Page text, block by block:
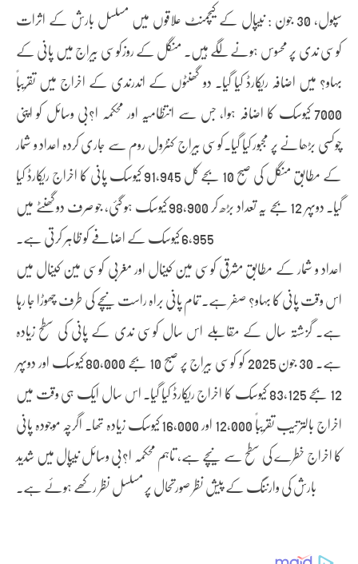
سپول، 30 جون : نیپال کے کیچمنٹ علاقوں میں مسلسل بارش کے اثرات
کوسی ندی پر محسوس ہونے لگے ہیں۔ منگل کے روزکوسی بیراج میں پانی کے
بہاو? میں اضافہ ریکارڈ کیا گیا۔ دو گھنٹوں کے اندرندی کے اخراج میں تقریباً
7000 کیوسک کا اضافہ ہوا، جس سے انتظامیہ اور محکمہ ا?بی وسائل کو اپنی
چوکسی بڑھانے پر مجبور کیا گیا۔کوسی بیراج کنٹرول روم سے جاری کردہ اعداد و شمار
کے مطابق منگل کی صبح 10 بجے کل 91,945 کیوسک پانی کا اخراج ریکارڈ کیا
گیا۔ دوپہر 12 بجے یہ تعداد بڑھ کر 98,900 کیوسک ہو گئی، جو صرف دو گھنٹے میں
6,955 کیوسک کے اضافے کو ظاہر کرتی ہے۔
اعداد و شمار کے مطابق مشرقی کوسی مین کینال اور مغربی کوسی مین کینال میں
اس وقت پانی کا بہاو? صفر ہے۔ تمام پانی براہ راست نیچے کی طرف چھوڑا جا رہا
ہے۔ گزشتہ سال کے مقابلے اس سال کوسی ندی کے پانی کی سطح زیادہ
ہے۔ 30 جون 2025 کو کوسی بیراج پر صبح 10 بجے 80,000 کیوسک اور دوپہر
12 بجے 83,125 کیوسک کا اخراج ریکارڈ کیا گیا۔ اس سال ایک ہی وقت میں
اخراج بالترتیب تقریباً 12,000 اور 16,000 کیوسک زیادہ تھا۔ اگرچہ موجودہ پانی
کا اخراج خطرے کی سطح سے نیچے ہے، تاہم محکمہ ا?بی وسائل نیپال میں شدید
بارش کی وارننگ کے پیش نظر صورتحال پر مسلسل نظر رکھے ہوئے ہے۔